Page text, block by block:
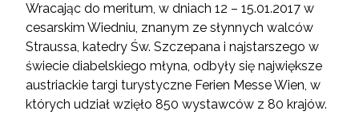
Wracając do meritum, w dniach 12 – 15.01.2017 w
cesarskim Wiedniu, znanym ze słynnych walców
Straussa, katedry Św. Szczepana i najstarszego w
świecie diabelskiego młyna, odbyły się największe
austriackie targi turystyczne Ferien Messe Wien, w
których udział wzięło 850 wystawców z 80 krajów.